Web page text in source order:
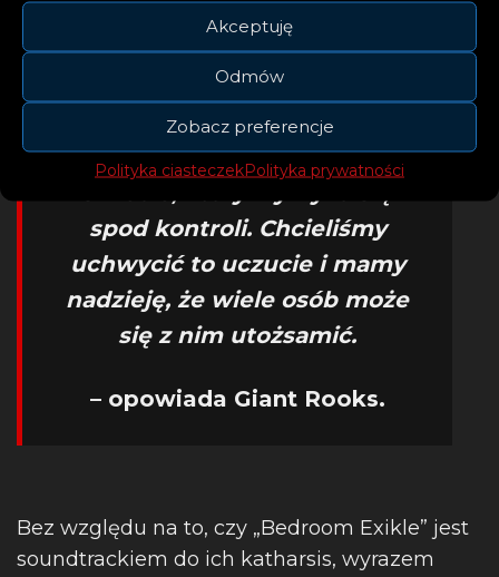
Akceptuję
Odmów
Zobacz preferencje
Polityka ciasteczekPolityka prywatności
Reprezentuje wszystko, czym
chcemy być jako zespół. To
opowieść o znalezieniu
spokoju ducha w
chaotycznym, przytłaczającym
spod kontroli. Chcieliśmy
uchwycić to uczucie i mamy
nadzieję, że wiele osób może
się z nim utożsamić.
– opowiada Giant Rooks.
Bez względu na to, czy „Bedroom Exikle” jest
soundtrackiem do ich katharsis, wyrazem